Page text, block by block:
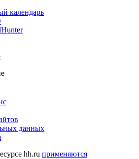
календарь
данных
hh.ru применяются